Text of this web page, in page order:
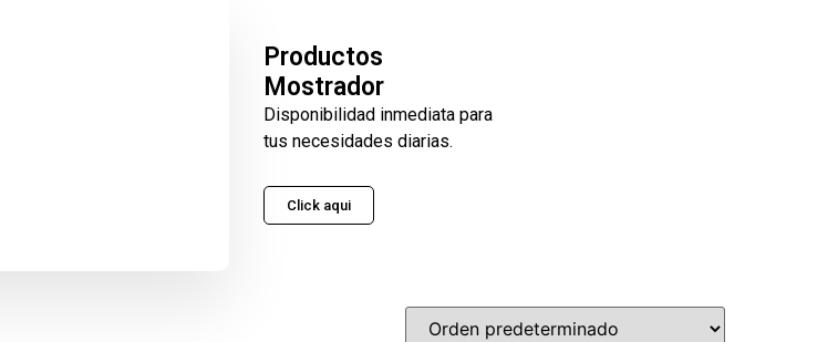
Productos
Mostrador
Disponibilidad inmediata para
tus necesidades diarias.
Click aqui